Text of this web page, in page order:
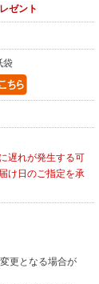
ゼント
袋
遅れが発生する可
け日のご指定を承
更となる場合が